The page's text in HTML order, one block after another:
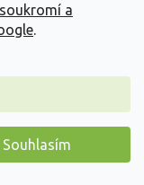
a
.
Souhlasím
Pink' -
Pink'